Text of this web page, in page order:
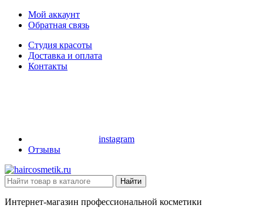
Мой аккаунт
Обратная связь
Студия красоты
Доставка и оплата
Контакты
instagram
Отзывы
Найти
Интернет-магазин профессиональной косметики